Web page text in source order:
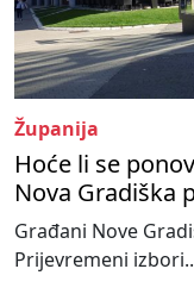
Županija
Hoće li se
Nova Gradiška
Građani Nove
Prijevremeni